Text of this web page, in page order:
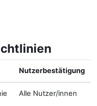
Nutzerbestätigung
Alle Nutzer/innen